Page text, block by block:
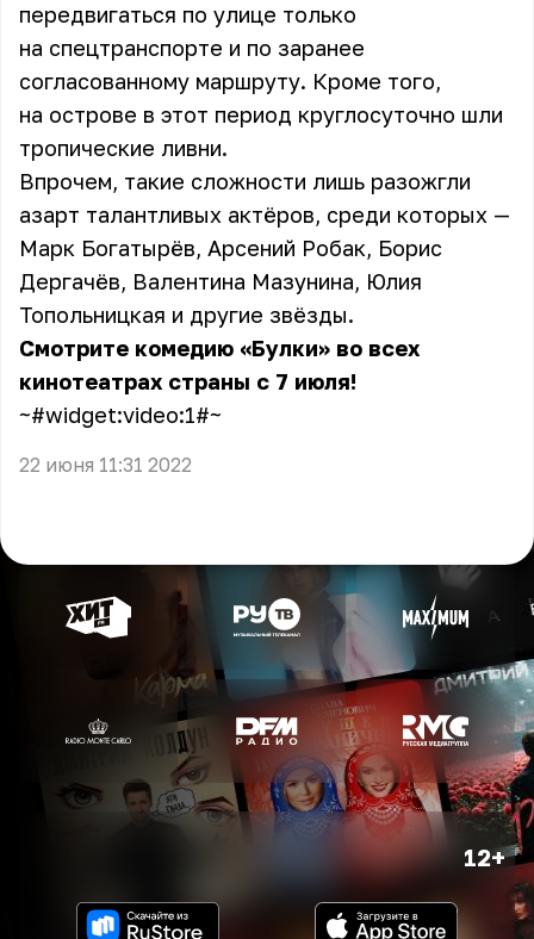
передвигаться по улице только
на спецтранспорте и по заранее
согласованному маршруту. Кроме того,
на острове в этот период круглосуточно шли
тропические ливни.
Впрочем, такие сложности лишь разожгли
азарт талантливых актёров, среди которых —
Марк Богатырёв, Арсений Робак, Борис
Дергачёв, Валентина Мазунина, Юлия
Топольницкая и другие звёзды.
Смотрите комедию «Булки» во всех
кинотеатрах страны с 7 июля!
~#widget:video:1#~
22 июня 11:31 2022
12+